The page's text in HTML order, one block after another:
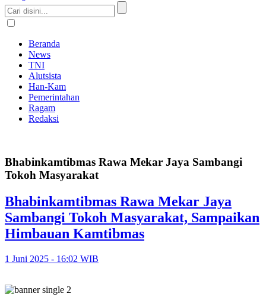
Beranda
News
TNI
Alutsista
Han-Kam
Pemerintahan
Ragam
Redaksi
Bhabinkamtibmas Rawa Mekar Jaya Sambangi
Tokoh Masyarakat
Bhabinkamtibmas Rawa Mekar Jaya
Sambangi Tokoh Masyarakat, Sampaikan
Himbauan Kamtibmas
1 Juni 2025 - 16:02 WIB